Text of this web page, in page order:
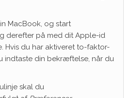
MacBook, og start
derefter på med dit Apple-id
Hvis du har aktiveret to-faktor-
indtaste din bekræftelse, når du
skal du